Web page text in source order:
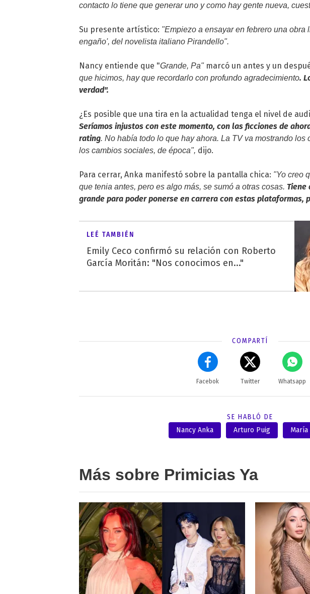
contacto lo tiene que generar uno y como hay gente nueva,
Su presente artístico: "Empiezo a ensayar en febrero una obra
engaño', del novelista italiano Pirandello".
Nancy entiende que "Grande, Pa" marcó un antes y un
que hicimos, hay que recordarlo con profundo agradecimiento.
verdad".
¿Es posible que una tira en la actualidad tenga el nivel de
Seríamos injustos con este momento, con las ficciones de
rating. No había todo lo que hay ahora. La TV va mostrando los
los cambios sociales, de época", dijo.
Para cerrar, Anka manifestó sobre la pantalla chica: "Yo creo
que tenia antes, pero es algo más, se sumó a otras cosas. Tiene
grande para poder ponerse en carrera con estas plataformas,
LEÉ TAMBIÉN
Emily Ceco confirmó su relación con Roberto
García Moritán: "Nos conocimos en..."
COMPARTÍ
Facebok Twitter Whatsapp
SE HABLÓ DE
Nancy Anka
Arturo Puig María
Más sobre Primicias Ya